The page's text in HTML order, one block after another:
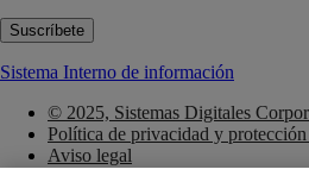
Sistema Interno de información
© 2025, Sistemas Digitales
Política de privacidad y protección
Aviso legal